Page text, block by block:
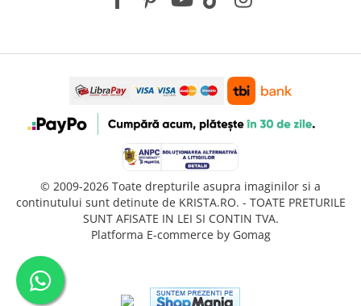
© 2009-2026 Toate drepturile asupra imaginilor si a
continutului sunt detinute de KRISTA.RO. - TOATE PRETURILE
SUNT AFISATE IN LEI SI CONTIN TVA.
Platforma E-commerce by Gomag